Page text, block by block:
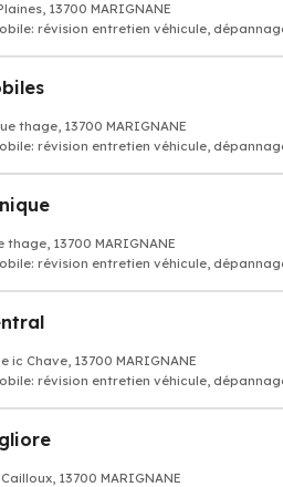
13700 MARIGNANE
révision entretien véhicule,
thage, 13700 MARIGNANE
révision entretien véhicule,
thage, 13700 MARIGNANE
révision entretien véhicule,
ic Chave, 13700 MARIGNANE
révision entretien véhicule,
13700 MARIGNANE